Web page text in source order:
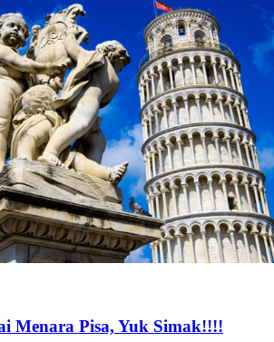
Menara Pisa, Yuk Simak!!!!